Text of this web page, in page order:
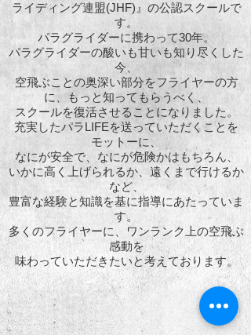
ライディング連盟(JHF)』の公認スクールで
す。
パラグライダーに携わって30年。
パラグライダーの酸いも甘いも知り尽くした
今、
空飛ぶことの奥深い部分をフライヤーの方
に、もっと知ってもらうべく、
スクールを復活させることになりました。
充実したパラLIFEを送っていただくことを
モットーに、
なにが安全で、なにが危険かはもちろん、
いかに高く上げられるか、遠くまで行けるか
など、
豊富な経験と知識を基に指導にあたっていま
す。
多くのフライヤーに、ワンランク上の空飛ぶ
感動を
味わっていただきたいと考えております。